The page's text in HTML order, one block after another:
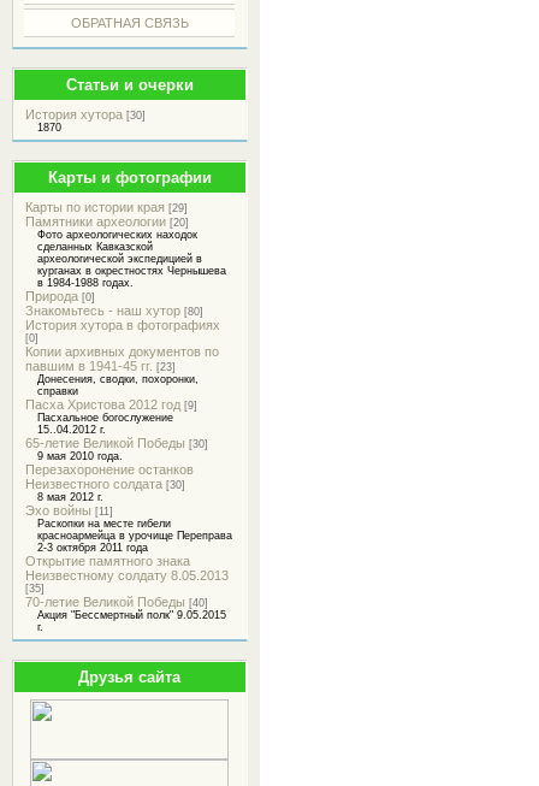
ОБРАТНАЯ СВЯЗЬ
Статьи и очерки
История хутора [30]
1870
Карты и фотографии
Карты по истории края [29]
Памятники археологии [20]
Фото археологических находок
сделанных Кавказской
археологической экспедицией в
курганах в окрестностях Чернышева
в 1984-1988 годах.
Природа [0]
Знакомьтесь - наш хутор [80]
История хутора в фотографиях
[0]
Копии архивных документов по
павшим в 1941-45 гг. [23]
Донесения, сводки, похоронки,
справки
Пасха Христова 2012 год [9]
Пасхальное богослужение
15..04.2012 г.
65-летие Великой Победы [30]
9 мая 2010 года.
Перезахоронение останков
Неизвестного солдата [30]
8 мая 2012 г.
Эхо войны [11]
Раскопки на месте гибели
красноармейца в урочище Переправа
2-3 октября 2011 года
Открытие памятного знака
Неизвестному солдату 8.05.2013
[35]
70-летие Великой Победы [40]
Акция "Бессмертный полк" 9.05.2015
г.
Друзья сайта